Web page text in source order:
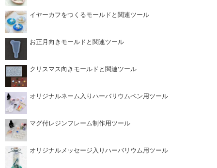
イヤーカフをつくるモールドと関連ツール
お正月向きモールドと関連ツール
クリスマス向きモールドと関連ツール
オリジナルネーム入りハーバリウムペン用ツール
マグ付レジンフレーム制作用ツール
オリジナルメッセージ入りハーバリウム用ツール